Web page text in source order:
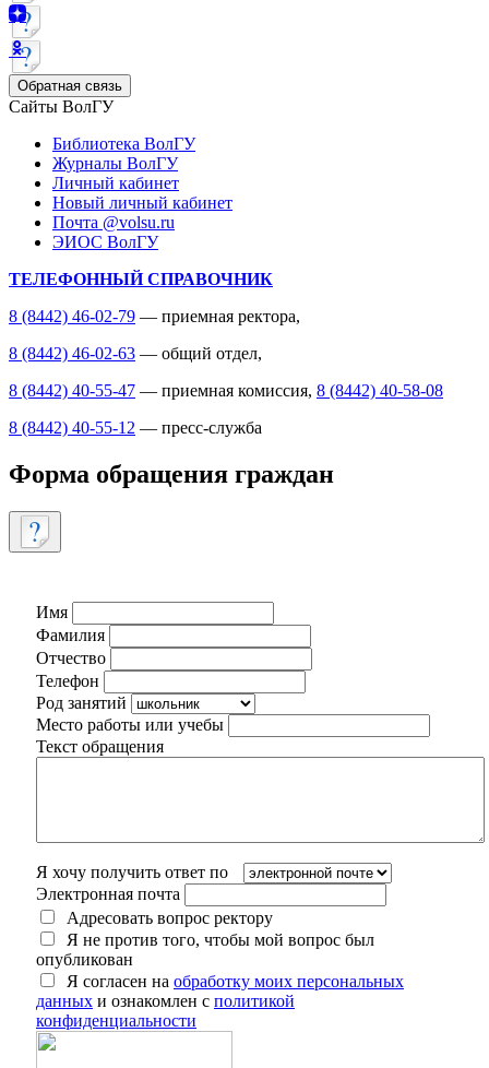
Обратная связь
Сайты ВолГУ
Библиотека ВолГУ
Журналы ВолГУ
Личный кабинет
Новый личный кабинет
Почта @volsu.ru
ЭИОС ВолГУ
ТЕЛЕФОННЫЙ СПРАВОЧНИК
8 (8442) 46-02-79 — приемная ректора,
8 (8442) 46-02-63 — общий отдел,
8 (8442) 40-55-47 — приемная комиссия, 8 (8442) 40-58-08
8 (8442) 40-55-12 — пресс-служба
Форма обращения граждан
Имя
Фамилия
Отчество
Телефон
Род занятий
Место работы или учебы
Текст обращения
Я хочу получить ответ по
Электронная почта
Адресовать вопрос ректору
Я не против того, чтобы мой вопрос был
опубликован
Я согласен на обработку моих персональных
данных и ознакомлен с политикой
конфиденциальности